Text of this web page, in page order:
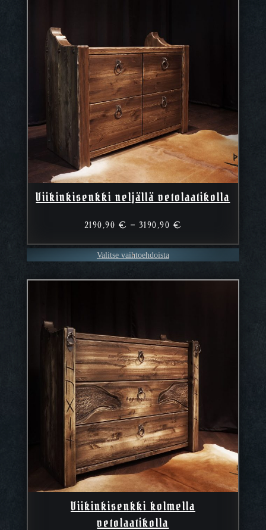
Viikinkisenkki neljällä vetolaatikolla
2190,90 € – 3190,90 €
–
3190,90 €
Valitse vaihtoehdoista
Viikinkisenkki kolmella
vetolaatikolla